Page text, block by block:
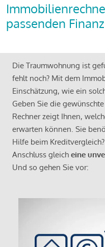
passenden
Die Traumwohnung ist
fehlt noch? Mit dem
Einschätzung, wie ein
Geben Sie die
Rechner zeigt Ihnen,
erwarten können. Sie
Hilfe beim
Anschluss gleich eine
Und so gehen Sie vor: